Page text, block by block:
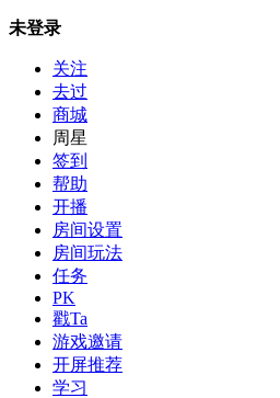
未登录
关注
去过
商城
周星
签到
帮助
开播
房间设置
房间玩法
任务
PK
戳Ta
游戏邀请
开屏推荐
学习